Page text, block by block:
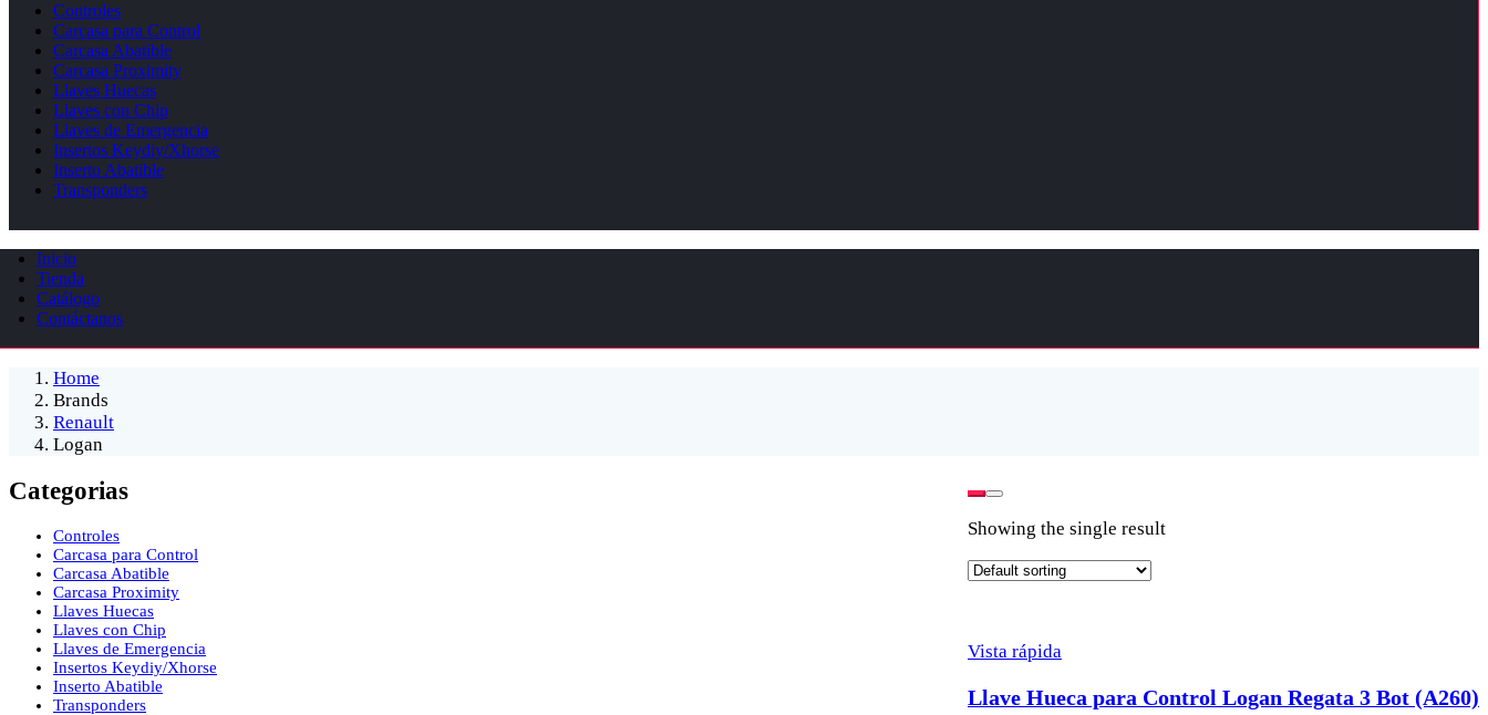
Controles
Carcasa para Control
Carcasa Abatible
Carcasa Proximity
Llaves Huecas
Llaves con Chip
Llaves de Emergencia
Insertos Keydiy/Xhorse
Inserto Abatible
Transponders
Inicio
Tienda
Catálogo
Contáctanos
Home
Brands
Renault
Logan
Showing the single result
Vista rápida
Llave Hueca para Control Logan Regata 3 Bot (A260)
Categorias
Controles
Carcasa para Control
Carcasa Abatible
Carcasa Proximity
Llaves Huecas
Llaves con Chip
Llaves de Emergencia
Insertos Keydiy/Xhorse
Inserto Abatible
Transponders